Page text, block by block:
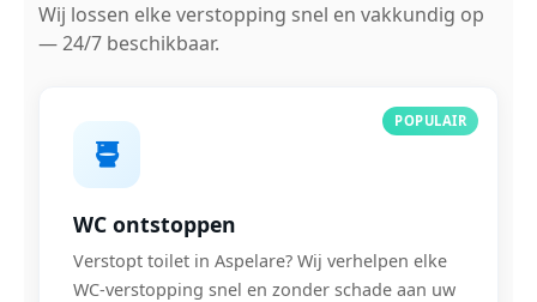
Wij lossen elke verstopping snel en vakkundig op
— 24/7 beschikbaar.
POPULAIR
WC ontstoppen
Verstopt toilet in Aspelare? Wij verhelpen elke
WC-verstopping snel en zonder schade aan uw